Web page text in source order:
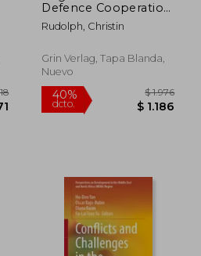
50%
dcto.
Defence Cooperation
by Alliance Members.
The Case of Nordic
(en Inglés)
Rudolph, Christin
Grin Verlag, Tapa Blanda,
Nuevo